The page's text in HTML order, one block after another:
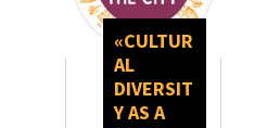
«CULTUR
AL
DIVERSIT
Y AS A